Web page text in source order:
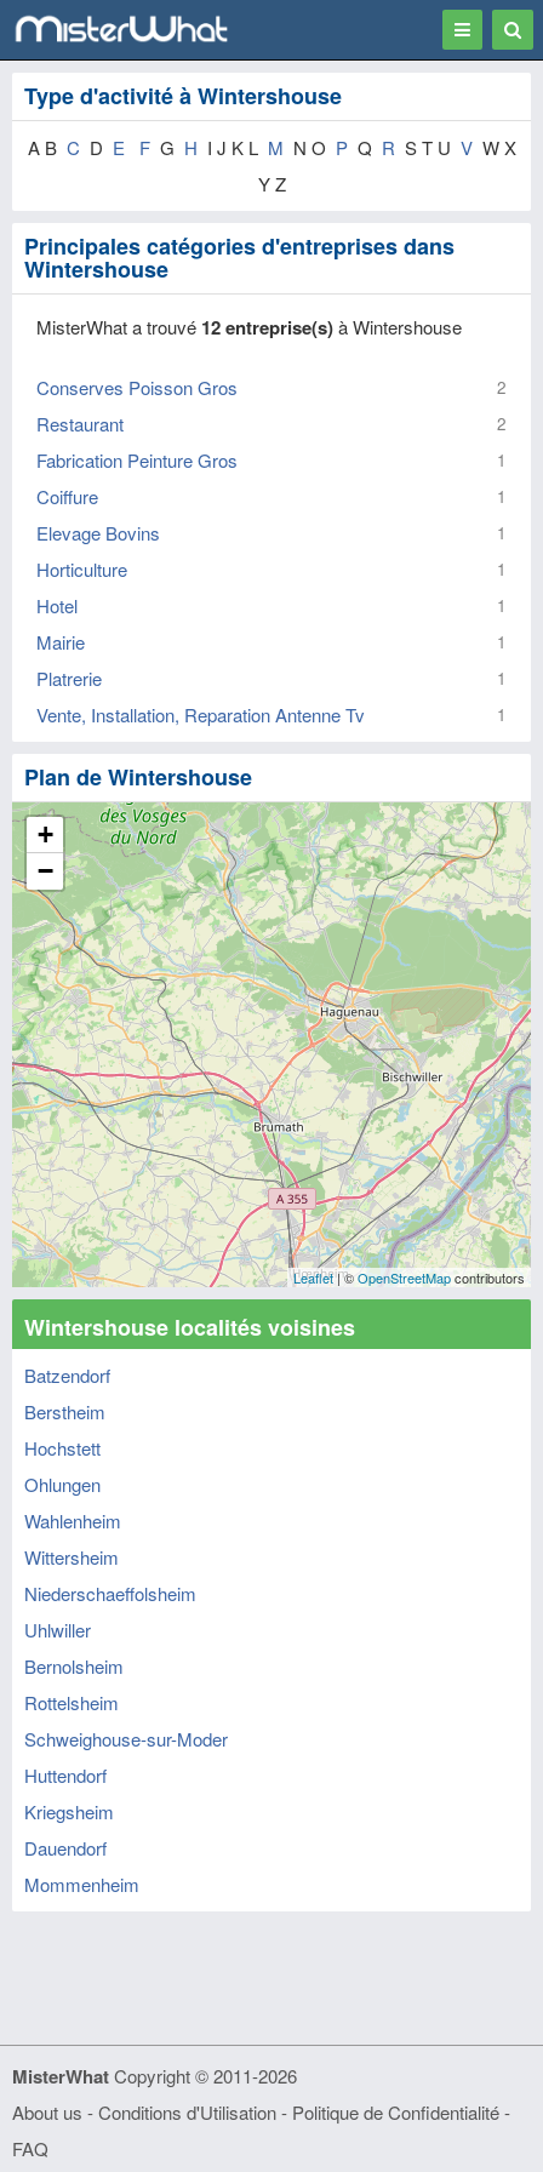
Toggle
Type d'activité à Wintershouse
A B C D E F G H I J K L M N O P Q R S T U V W X
Y Z
Principales catégories d'entreprises dans
Wintershouse
MisterWhat a trouvé 12 entreprise(s)à Wintershouse
Conserves Poisson Gros 2
Restaurant 2
Fabrication Peinture Gros 1
Coiffure 1
Elevage Bovins 1
Horticulture 1
Hotel 1
Mairie 1
Platrerie 1
Vente, Installation, Reparation Antenne Tv 1
Plan de Wintershouse
+
−
Leaflet| ©OpenStreetMapcontributors
Wintershouse localités voisines
Batzendorf
Berstheim
Hochstett
Ohlungen
Wahlenheim
Wittersheim
Niederschaeffolsheim
Uhlwiller
Bernolsheim
Rottelsheim
Schweighouse-sur-Moder
Huttendorf
Kriegsheim
Dauendorf
Mommenheim
MisterWhatCopyright © 2011-2026
About us -Conditions d'Utilisation- Politique de Confidentialité-
FAQ